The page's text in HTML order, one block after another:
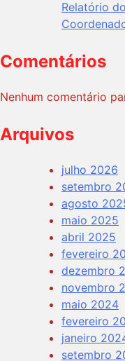
Relatório
Comentários
Nenhum comentário
Arquivos
julho 2026
setembro
agosto
maio 2025
abril 2025
fevereiro
dezembro
novembro
maio 2024
fevereiro
janeiro
setembro